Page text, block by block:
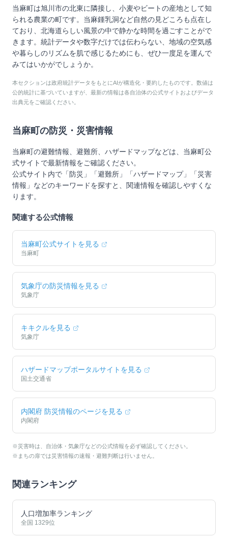
当麻町は旭川市の北東に隣接し、小麦やビートの産地として知
られる農業の町です。当麻鍾乳洞など自然の見どころも点在し
ており、北海道らしい風景の中で静かな時間を過ごすことがで
きます。統計データや数字だけでは伝わらない、地域の空気感
や暮らしのリズムを肌で感じるためにも、ぜひ一度足を運んで
みてはいかがでしょうか。
本セクションは政府統計データをもとにAIが構造化・要約したものです。数値は
公的統計に基づいていますが、最新の情報は各自治体の公式サイトおよびデータ
出典元をご確認ください。
当麻町 の防災・災害情報
当麻町の避難情報、避難所、ハザードマップなどは、 当麻町公
式サイトで最新情報をご確認ください。
公式サイト内で「防災」「避難所」「ハザードマップ」「災害
情報」などのキーワードを探すと、関連情報を確認しやすくな
ります。
関連する公式情報
当麻町公式サイトを見る
当麻町
気象庁の防災情報を見る
気象庁
キキクルを見る
気象庁
ハザードマップポータルサイトを見る
国土交通省
内閣府 防災情報のページを見る
内閣府
※災害時は、自治体・気象庁などの公式情報を必ず確認してください。
※まちの扉では災害情報の速報・避難判断は行いません。
関連ランキング
人口増加率ランキング
全国 1329位